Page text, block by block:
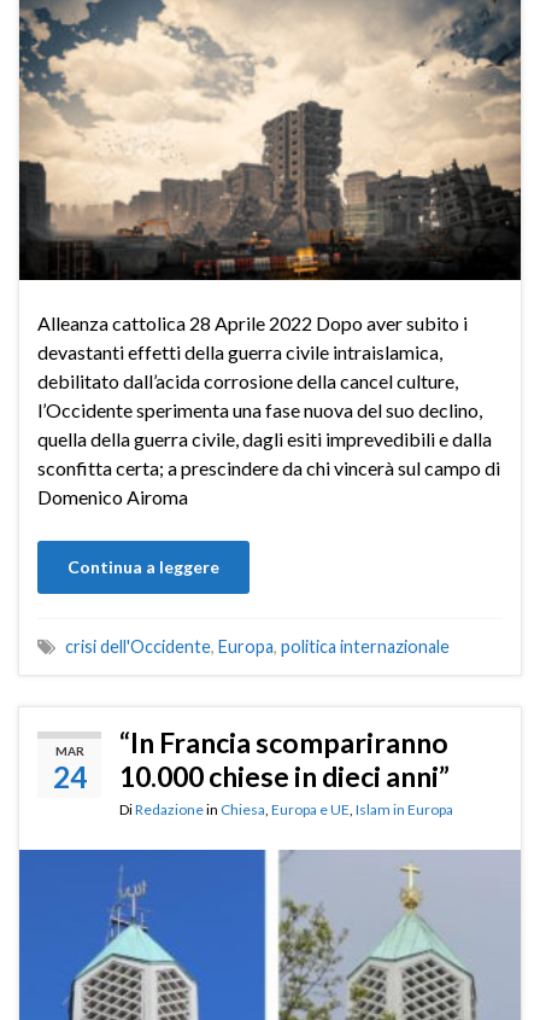
Alleanza cattolica 28 Aprile 2022 Dopo aver subito i
devastanti effetti della guerra civile intraislamica,
debilitato dall’acida corrosione della cancel culture,
l’Occidente sperimenta una fase nuova del suo declino,
quella della guerra civile, dagli esiti imprevedibili e dalla
sconfitta certa; a prescindere da chi vincerà sul campo di
Domenico Airoma
Continua a leggere
crisi dell'Occidente, Europa, politica internazionale
MAR
24
“In Francia scompariranno
10.000 chiese in dieci anni”
DiRedazionein Chiesa Europa e UE Islam in Europa